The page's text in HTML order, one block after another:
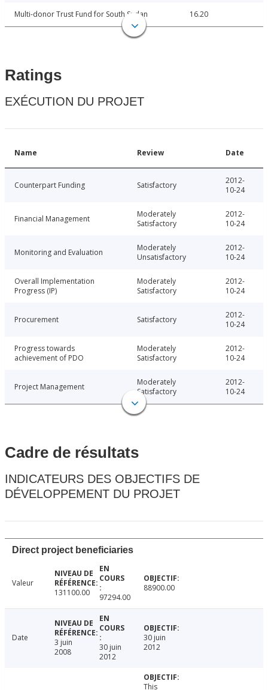
Multi-donor Trust Fund for South Sudan 16.20
Ratings
EXÉCUTION DU PROJET
Name Review Date
Counterpart Funding Satisfactory
2012-
10-24
Financial Management
Moderately
Satisfactory
2012-
10-24
Monitoring and Evaluation
Moderately
Unsatisfactory
2012-
10-24
Overall Implementation
Progress (IP)
Moderately
Satisfactory
2012-
10-24
Procurement Satisfactory
2012-
10-24
Progress towards
achievement of PDO
Moderately
Satisfactory
2012-
10-24
Project Management
Moderately
Satisfactory
2012-
10-24
Cadre de résultats
INDICATEURS DES OBJECTIFS DE
DÉVELOPPEMENT DU PROJET
Direct project beneficiaries
Valeur
131100.00
97294.00
88900.00
Date
3 juin
2008
30 juin
2012
30 juin
2012
This